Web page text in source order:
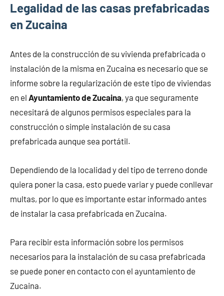
Legalidad de las casas prefabricadas
en Zucaina
Antes de la construcción de su vivienda prefabricada o
instalación de la misma en Zucaina es necesario que se
informe sobre la regularización de este tipo de viviendas
en el Ayuntamiento de Zucaina, ya que seguramente
necesitará de algunos permisos especiales para la
construcción o simple instalación de su casa
prefabricada aunque sea portátil.
Dependiendo de la localidad y del tipo de terreno donde
quiera poner la casa, esto puede variar y puede conllevar
multas, por lo que es importante estar informado antes
de instalar la casa prefabricada en Zucaina.
Para recibir esta información sobre los permisos
necesarios para la instalación de su casa prefabricada
se puede poner en contacto con el ayuntamiento de
Zucaina.